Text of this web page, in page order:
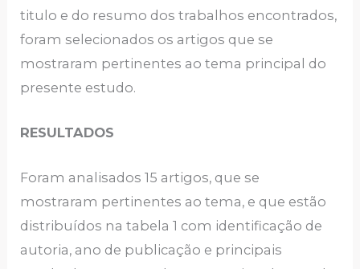
titulo e do resumo dos trabalhos encontrados,
foram selecionados os artigos que se
mostraram pertinentes ao tema principal do
presente estudo.
RESULTADOS
Foram analisados 15 artigos, que se
mostraram pertinentes ao tema, e que estão
distribuídos na tabela 1 com identificação de
autoria, ano de publicação e principais